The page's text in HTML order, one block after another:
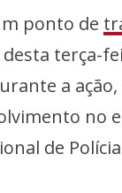
ponto de
terça-
a
no
de